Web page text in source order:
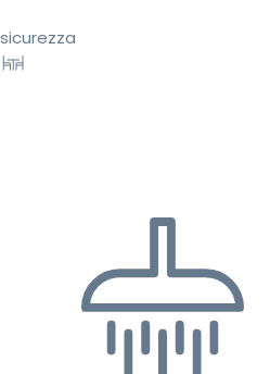
sicurezza